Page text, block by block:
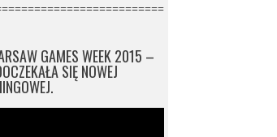
GAMES WEEK 2015 –
SIĘ NOWEJ